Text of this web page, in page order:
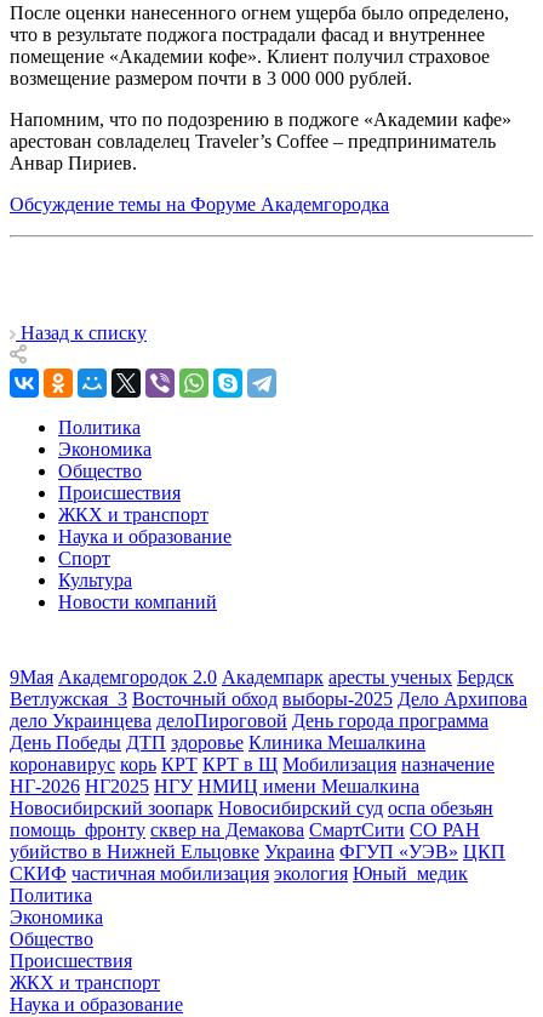
После оценки нанесенного огнем ущерба было определено,
что в результате поджога пострадали фасад и внутреннее
помещение «Академии кофе». Клиент получил страховое
возмещение размером почти в 3 000 000 рублей.
Напомним, что по подозрению в поджоге «Академии кафе»
арестован совладелец Traveler’s Coffee – предприниматель
Анвар Пириев.
Обсуждение темы на Форуме Академгородка
Назад к списку
Политика
Экономика
Общество
Происшествия
ЖКХ и транспорт
Наука и образование
Спорт
Культура
Новости компаний
9Мая Академгородок 2.0 Академпарк аресты ученых Бердск
Ветлужская_3 Восточный обход выборы-2025 Дело Архипова
дело Украинцева делоПироговой День города программа
День Победы ДТП здоровье Клиника Мешалкина
коронавирус корь КРТ КРТ в Щ Мобилизация назначение
НГ-2026 НГ2025 НГУ НМИЦ имени Мешалкина
Новосибирский зоопарк Новосибирский суд оспа обезьян
помощь_фронту сквер на Демакова СмартСити СО РАН
убийство в Нижней Ельцовке Украина ФГУП «УЭВ» ЦКП
СКИФ частичная мобилизация экология Юный_медик
Политика
Экономика
Общество
Происшествия
ЖКХ и транспорт
Наука и образование